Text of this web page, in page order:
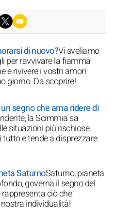
di nuovo?Vi sveliamo
per ravvivare la fiamma
e rivivere i vostri amori
giorno. Da scoprire!
segno che ama ridere di
la Scimmia sa
situazioni più rischiose.
tutto e tende a disprezzare
SaturnoSaturno, pianeta
governa il segno del
ciò che
individualità!